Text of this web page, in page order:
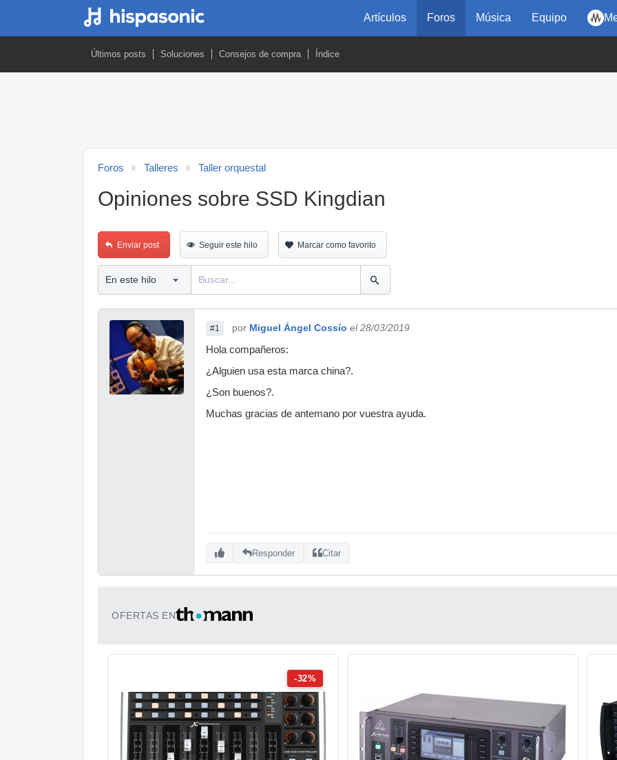
Artículos Foros Música Equipo
Últimos posts Soluciones Consejos de compra Índice
Foros Talleres Taller orquestal
Opiniones sobre SSD Kingdian
Enviar post Seguir este hilo Marcar como favorito
#1 por Miguel Ángel Cossío el 28/03/2019
Hola compañeros:
¿Alguien usa esta marca china?.
¿Son buenos?.
Muchas gracias de antemano por vuestra ayuda.
Responder Citar
OFERTAS EN
-32%